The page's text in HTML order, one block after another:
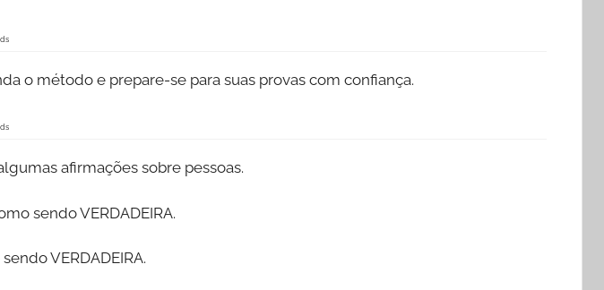
o método e prepare-se para suas provas com confiança.
afirmações sobre pessoas.
sendo VERDADEIRA.
VERDADEIRA.